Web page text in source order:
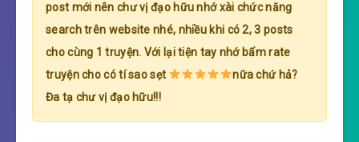
post mới nên chư vị đạo hữu nhớ xài chức năng
search trên website nhé, nhiều khi có 2, 3 posts
cho cùng 1 truyện. Với lại tiện tay nhớ bấm rate
truyện cho có tí sao sẹt
nữa chứ hả?
Đa tạ chư vị đạo hữu!!!